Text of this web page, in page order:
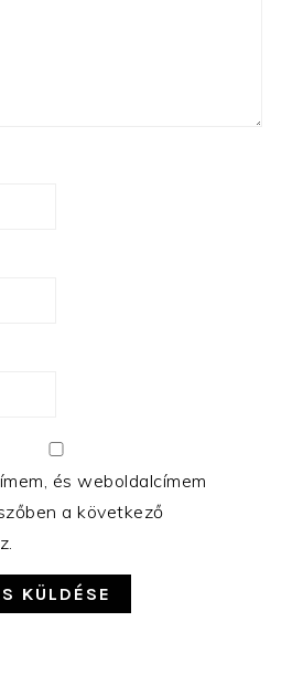
és weboldalcímem
a következő